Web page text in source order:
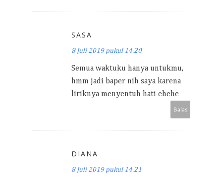
SASA
8 Juli 2019 pukul 14.20
Semua waktuku hanya untukmu,
hmm jadi baper nih saya karena
liriknya menyentuh hati ehehe
Balas
DIANA
8 Juli 2019 pukul 14.21